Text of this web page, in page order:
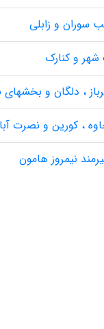
سوران و زابلی
شهر و کنارک
، دلگان و
، کورین و نصرت
نیمروز هامون